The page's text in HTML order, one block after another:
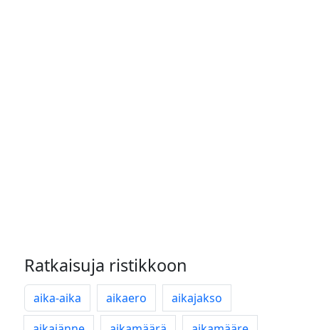
Ratkaisuja ristikkoon
aika-aika aikaero
aikajakso